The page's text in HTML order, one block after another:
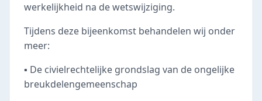
werkelijkheid na de wetswijziging.
Tijdens deze bijeenkomst behandelen wij onder
meer:
▪️ De civielrechtelijke grondslag van de ongelijke
breukdelengemeenschap